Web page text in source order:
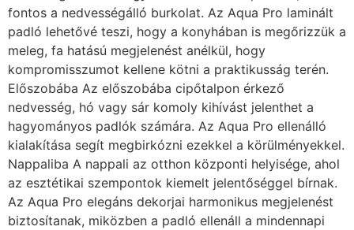
fontos a nedvességálló burkolat. Az Aqua Pro laminált
padló lehetővé teszi, hogy a konyhában is megőrizzük a
meleg, fa hatású megjelenést anélkül, hogy
kompromisszumot kellene kötni a praktikusság terén.
Előszobába Az előszobába cipőtalpon érkező
nedvesség, hó vagy sár komoly kihívást jelenthet a
hagyományos padlók számára. Az Aqua Pro ellenálló
kialakítása segít megbirkózni ezekkel a körülményekkel.
Nappaliba A nappali az otthon központi helyisége, ahol
az esztétikai szempontok kiemelt jelentőséggel bírnak.
Az Aqua Pro elegáns dekorjai harmonikus megjelenést
biztosítanak, miközben a padló ellenáll a mindennapi